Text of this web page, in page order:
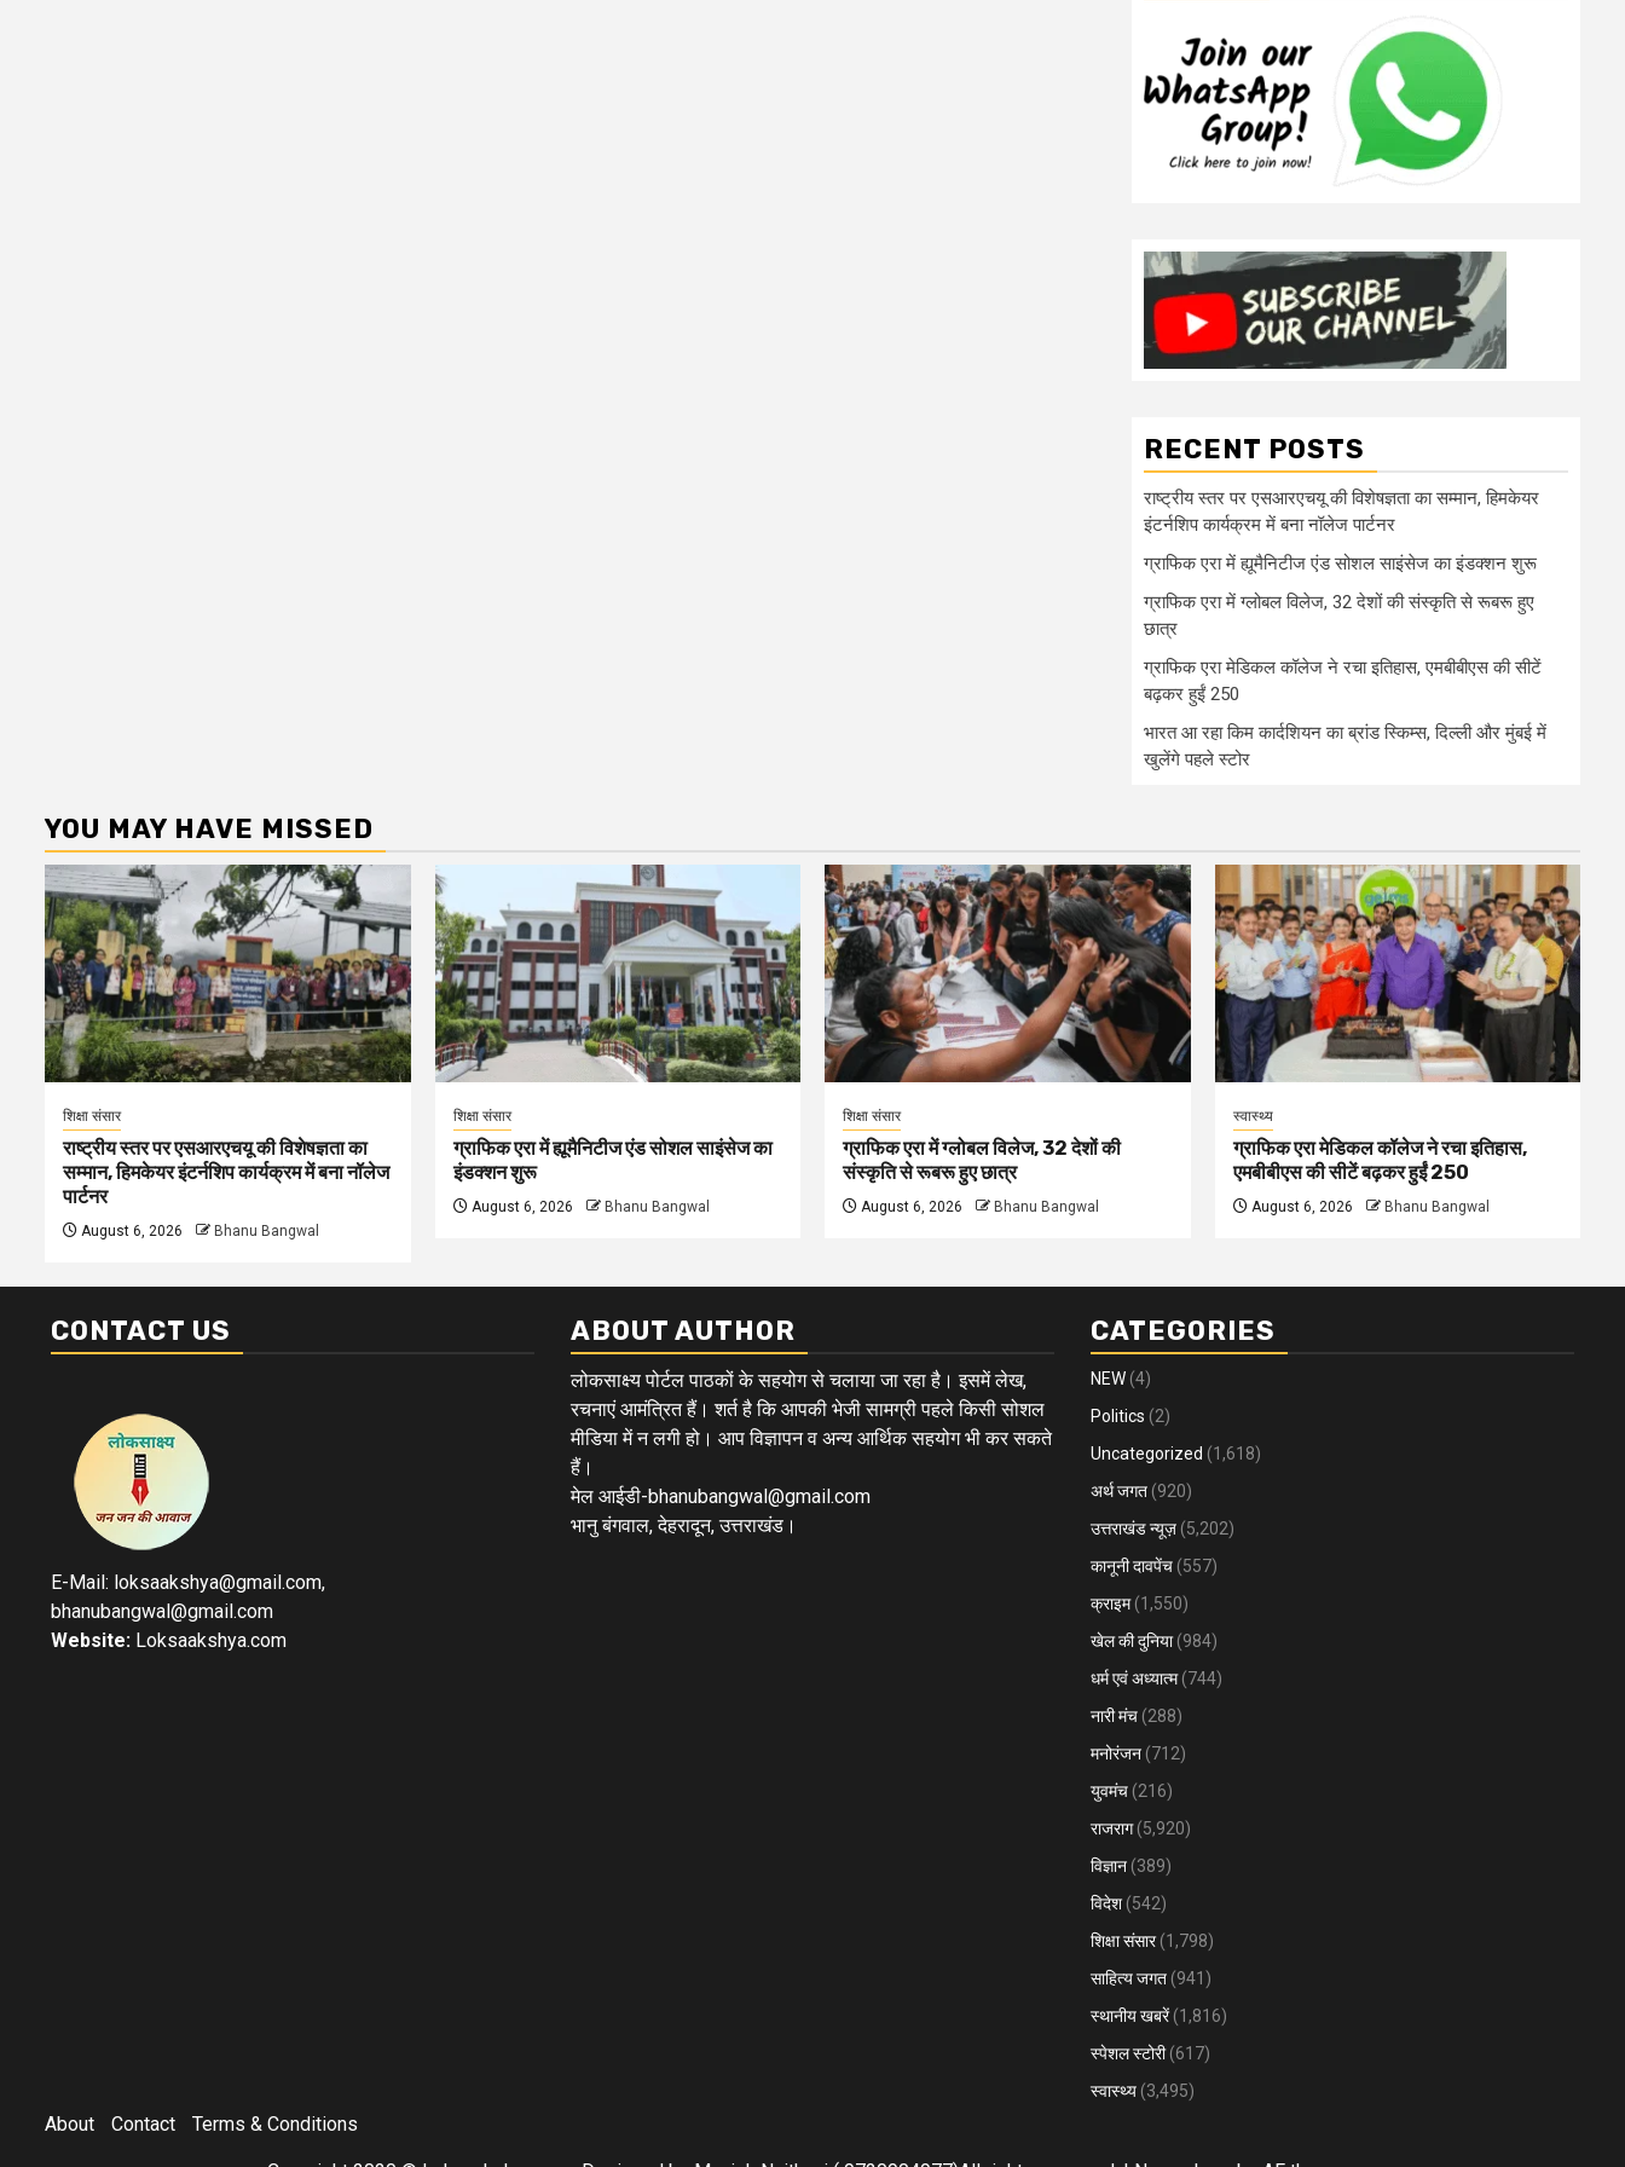
RECENT POSTS
राष्ट्रीय स्तर पर एसआरएचयू की विशेषज्ञता का सम्मान, हिमकेयर
इंटर्नशिप कार्यक्रम में बना नॉलेज पार्टनर
ग्राफिक एरा में ह्यूमैनिटीज एंड सोशल साइंसेज का इंडक्शन शुरू
ग्राफिक एरा में ग्लोबल विलेज, 32 देशों की संस्कृति से रूबरू हुए
छात्र
ग्राफिक एरा मेडिकल कॉलेज ने रचा इतिहास, एमबीबीएस की सीटें
बढ़कर हुईं 250
भारत आ रहा किम कार्दशियन का ब्रांड स्किम्स, दिल्ली और मुंबई में
खुलेंगे पहले स्टोर
YOU MAY HAVE MISSED
शिक्षा संसार
राष्ट्रीय स्तर पर एसआरएचयू की विशेषज्ञता का
सम्मान, हिमकेयर इंटर्नशिप कार्यक्रम में बना नॉलेज
पार्टनर
August 6, 2026 Bhanu Bangwal
शिक्षा संसार
ग्राफिक एरा में ह्यूमैनिटीज एंड सोशल साइंसेज का
इंडक्शन शुरू
August 6, 2026 Bhanu Bangwal
शिक्षा संसार
ग्राफिक एरा में ग्लोबल विलेज, 32 देशों की
संस्कृति से रूबरू हुए छात्र
August 6, 2026 Bhanu Bangwal
स्वास्थ्य
ग्राफिक एरा मेडिकल कॉलेज ने रचा इतिहास,
एमबीबीएस की सीटें बढ़कर हुईं 250
August 6, 2026 Bhanu Bangwal
CONTACT US
E-Mail: loksaakshya@gmail.com,
bhanubangwal@gmail.com
Website: Loksaakshya.com
ABOUT AUTHOR
लोकसाक्ष्य पोर्टल पाठकों के सहयोग से चलाया जा रहा है। इसमें लेख,
रचनाएं आमंत्रित हैं। शर्त है कि आपकी भेजी सामग्री पहले किसी सोशल
मीडिया में न लगी हो। आप विज्ञापन व अन्य आर्थिक सहयोग भी कर सकते
हैं।
मेल आईडी-bhanubangwal@gmail.com
भानु बंगवाल, देहरादून, उत्तराखंड।
CATEGORIES
NEW (4)
Politics (2)
Uncategorized (1,618)
अर्थ जगत (920)
उत्तराखंड न्यूज़ (5,202)
कानूनी दावपेंच (557)
क्राइम(1,550)
खेल की दुनिया(984)
धर्म एवं अध्यात्म(744)
नारी मंच (288)
मनोरंजन (712)
युवमंच (216)
राजराग(5,920)
विज्ञान (389)
विदेश (542)
शिक्षा संसार(1,798)
साहित्य जगत (941)
स्थानीय खबरें(1,816)
स्पेशल स्टोरी(617)
स्वास्थ्य (3,495)
About Contact Terms & Conditions